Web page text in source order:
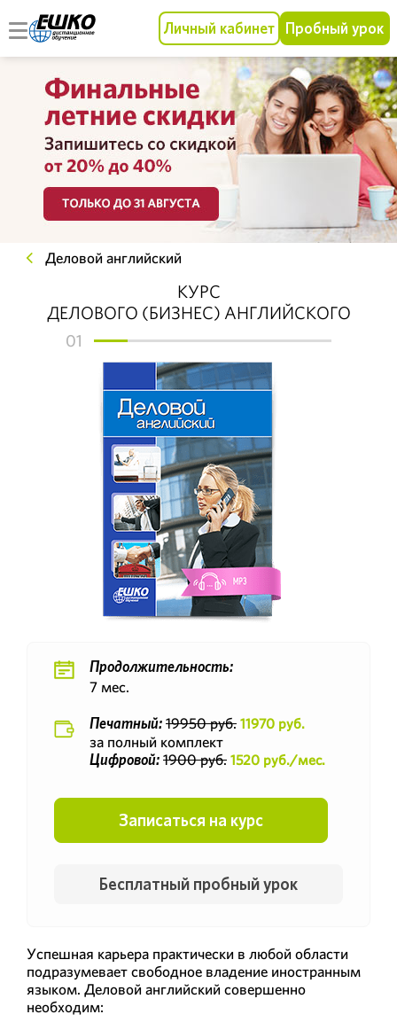
Личный кабинет Пробный урок
Деловой английский
КУРС
ДЕЛОВОГО (БИЗНЕС) АНГЛИЙСКОГО
01
Продолжительность:
7 мес.
Печатный: 19950 руб.11970 руб.
за полный комплект
Цифровой: 1900 руб.1520 руб./мес.
Записаться на курс
Бесплатный пробный урок
Успешная карьера практически в любой области
подразумевает свободное владение иностранным
языком. Деловой английский совершенно
необходим: